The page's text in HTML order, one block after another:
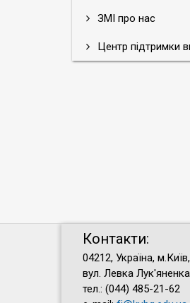
ЗМІ про нас
Центр підтримки
Контакти:
04212, Україна, м.Київ,
вул. Левка
тел.: (044) 485-21-62